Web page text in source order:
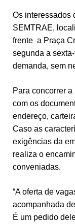
Os interessados
SEMTRAE,
frente a Praça
segunda a
demanda, sem
Para concorrer
com os
endereço,
Caso as
exigências da
realiza o
conveniadas.
“A oferta de
acompanhada
É um pedido